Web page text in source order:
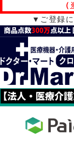
（
▼ご登録